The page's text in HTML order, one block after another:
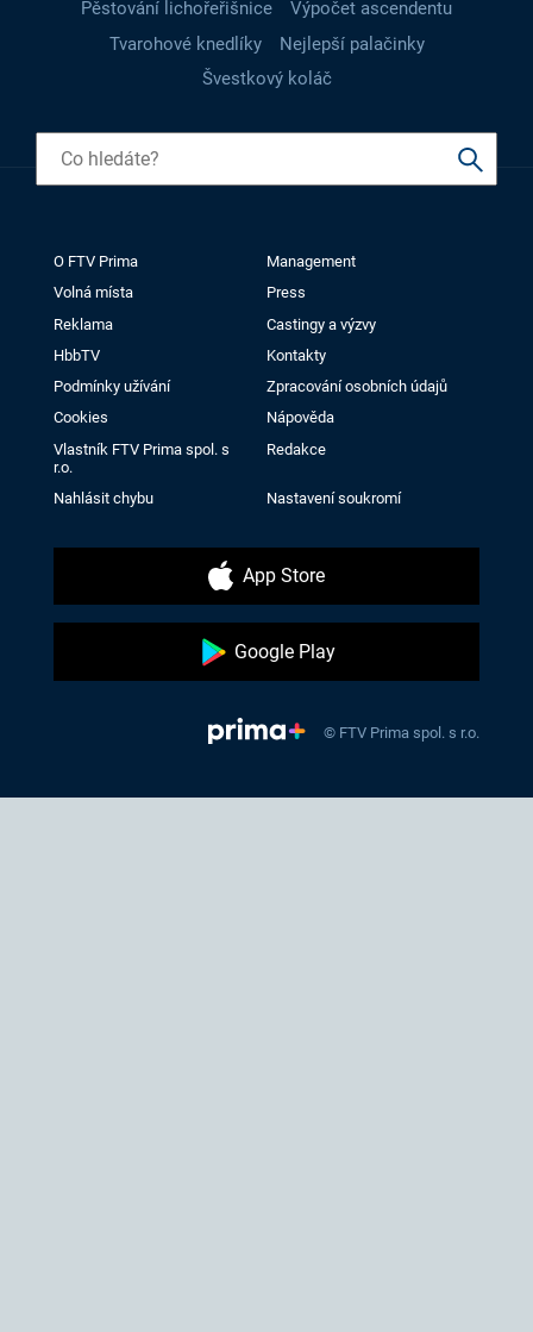
Pěstování lichořeřišnice
Výpočet ascendentu
Tvarohové knedlíky
Nejlepší palačinky
Švestkový koláč
O FTV Prima
Management
Volná místa
Press
Reklama
Castingy a výzvy
HbbTV
Kontakty
Podmínky užívání
Zpracování osobních údajů
Cookies
Nápověda
Vlastník FTV Prima spol. s
r.o.
Redakce
Nahlásit chybu Nastavení soukromí
App Store
Google Play
© FTV Prima spol. s r.o.